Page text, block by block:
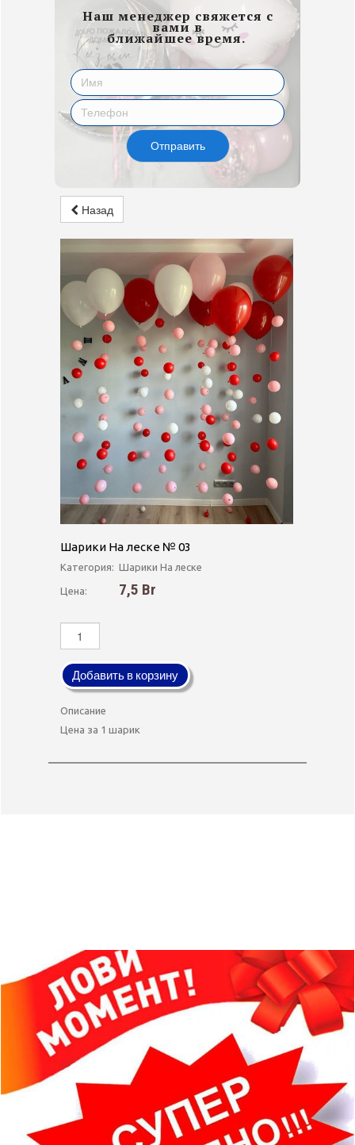
Наш менеджер свяжется с
вами в
ближайшее время.
Отправить
Назад
Шарики На леске № 03
Категория: Шарики На леске
Цена: 7,5 Br
Добавить в корзину
Описание
Цена за 1 шарик